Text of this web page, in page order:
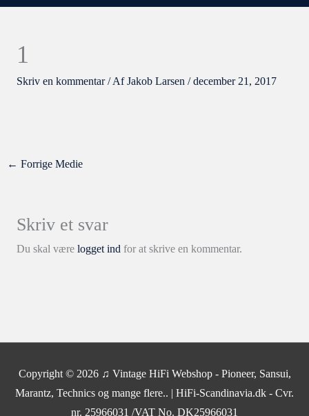
1
Skriv en kommentar / AfJakob Larsen /december 21, 2017
← Forrige Medie
Skriv et svar
Du skal være logget indfor at skrive en kommentar.
Copyright © 2026 ♫ Vintage HiFi Webshop - Pioneer, Sansui,
Marantz, Technics og mange flere.. | HiFi-Scandinavia.dk - Cvr.
nr. 25966031 /VAT No. DK25966031